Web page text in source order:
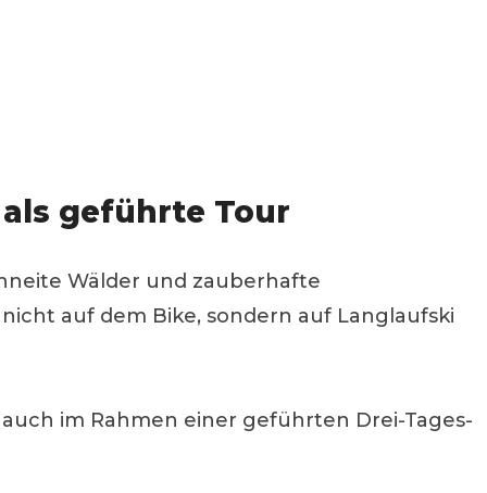
geführte Tour
Wälder und zauberhafte
auf dem Bike, sondern auf Langlaufski
im Rahmen einer geführten Drei-Tages-